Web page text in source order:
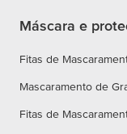
Máscara e
Fitas de
Mascaramento de
Fitas de